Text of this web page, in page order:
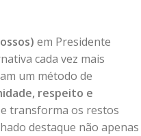
em Presidente
cada vez mais
um método de
respeito e
transforma os restos
destaque não apenas